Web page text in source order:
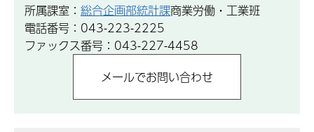
所属課室： 総合企画部統計課商業労働・工業班
電話番号：043-223-2225
ファックス番号：043-227-4458